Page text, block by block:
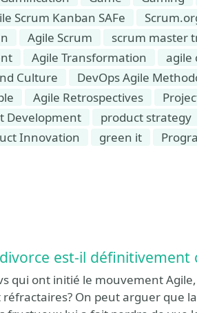
Scrum Kanban SAFe
Agile Scrum scrum master
Agile Transformation agile
Culture DevOps Agile
Agile Retrospectives
Development product strategy
Innovation green it
est-il définitivement
qui ont initié le mouvement
On peut arguer que